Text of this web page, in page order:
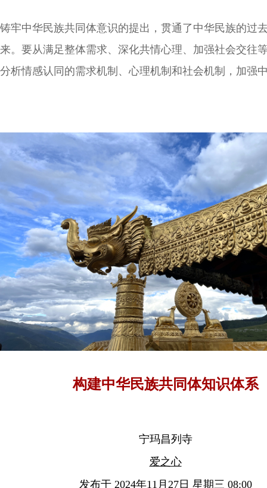
铸牢中华民族共同体意识的提出，贯通了中华民族的过
来。要从满足整体需求、深化共情心理、加强社会交往
分析情感认同的需求机制、心理机制和社会机制，加强
构建中华民族共同体知识体系
宁玛昌列寺
爱之心
发布于 2024年11月27日 星期三 08:00